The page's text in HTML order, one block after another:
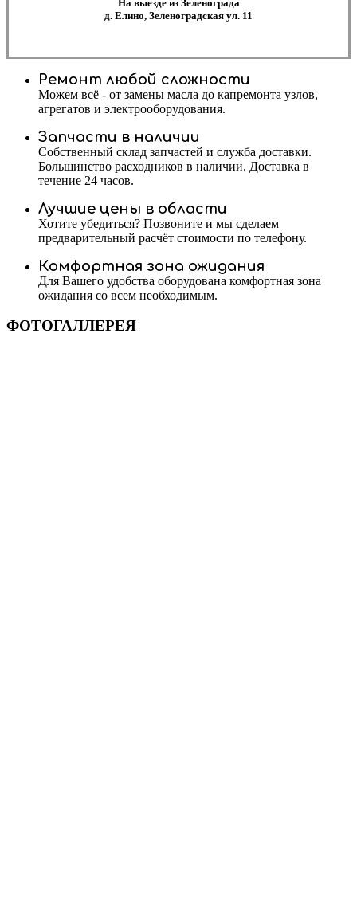
На выезде из Зеленограда
д. Елино, Зеленоградская ул. 11
Ремонт любой сложности
Можем всё - от замены масла до капремонта узлов,
агрегатов и электрооборудования.
Запчасти в наличии
Собственный склад запчастей и служба доставки.
Большинство расходников в наличии. Доставка в
течение 24 часов.
Лучшие цены в области
Хотите убедиться? Позвоните и мы сделаем
предварительный расчёт стоимости по телефону.
Комфортная зона ожидания
Для Вашего удобства оборудована комфортная зона
ожидания со всем необходимым.
ФОТОГАЛЛЕРЕЯ